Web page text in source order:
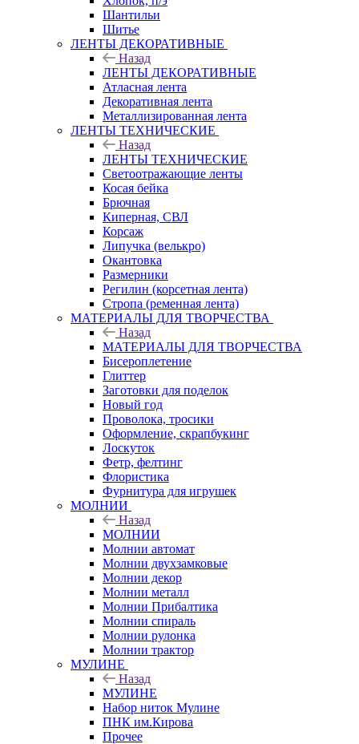
Шантильи
Шитье
ЛЕНТЫ ДЕКОРАТИВНЫЕ
Назад
ЛЕНТЫ ДЕКОРАТИВНЫЕ
Атласная лента
Декоративная лента
Металлизированная лента
ЛЕНТЫ ТЕХНИЧЕСКИЕ
Назад
ЛЕНТЫ ТЕХНИЧЕСКИЕ
Светоотражающие ленты
Косая бейка
Брючная
Киперная, СВЛ
Корсаж
Липучка (велькро)
Окантовка
Размерники
Регилин (корсетная лента)
Стропа (ременная лента)
МАТЕРИАЛЫ ДЛЯ ТВОРЧЕСТВА
Назад
МАТЕРИАЛЫ ДЛЯ ТВОРЧЕСТВА
Бисероплетение
Глиттер
Заготовки для поделок
Новый год
Проволока, тросики
Оформление, скрапбукинг
Лоскуток
Фетр, фелтинг
Флористика
Фурнитура для игрушек
МОЛНИИ
Назад
МОЛНИИ
Молнии автомат
Молнии двухзамковые
Молнии декор
Молнии металл
Молнии Прибалтика
Молнии спираль
Молнии рулонка
Молнии трактор
МУЛИНЕ
Назад
МУЛИНЕ
Набор ниток Мулине
ПНК им.Кирова
Прочее